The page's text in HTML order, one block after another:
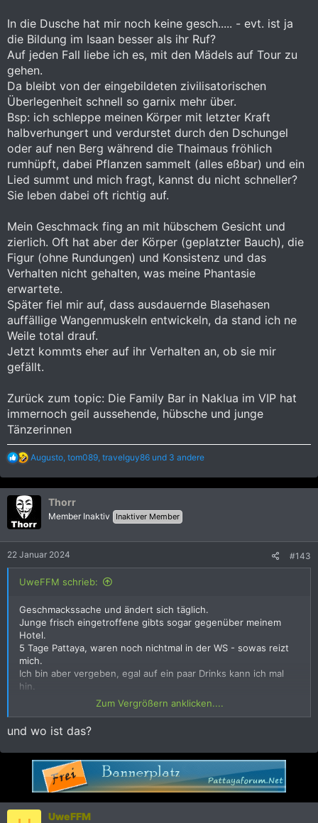
DIE war wirklich frisch aus dem Buschdorf. Ich hab gewonnen,
ihr Loser. Eure Angebeteten sind bloß Schauspielerinnen.
Ätsch.
In die Dusche hat mir noch keine gesch..... - evt. ist ja
die Bildung im Isaan besser als ihr Ruf?
Auf jeden Fall liebe ich es, mit den Mädels auf Tour zu
gehen.
Da bleibt von der eingebildeten zivilisatorischen
Überlegenheit schnell so garnix mehr über.
Bsp: ich schleppe meinen Körper mit letzter Kraft
halbverhungert und verdurstet durch den Dschungel
oder auf nen Berg während die Thaimaus fröhlich
rumhüpft, dabei Pflanzen sammelt (alles eßbar) und ein
Lied summt und mich fragt, kannst du nicht schneller?
Sie leben dabei oft richtig auf.
Mein Geschmack fing an mit hübschem Gesicht und
zierlich. Oft hat aber der Körper (geplatzter Bauch), die
Figur (ohne Rundungen) und Konsistenz und das
Verhalten nicht gehalten, was meine Phantasie
erwartete.
Später fiel mir auf, dass ausdauernde Blasehasen
auffällige Wangenmuskeln entwickeln, da stand ich ne
Weile total drauf.
Jetzt kommts eher auf ihr Verhalten an, ob sie mir
gefällt.
Zurück zum topic: Die Family Bar in Naklua im VIP hat
immernoch geil aussehende, hübsche und junge
Tänzerinnen
R
a
k
t
i
o
n
:
Augusto tom089 travelguy86 und 3 andere
Thorr
Member Inaktiv Inaktiver Member
22 Januar 2024 #143
UweFFM schrieb:
Geschmackssache und ändert sich täglich.
Junge frisch eingetroffene gibts sogar gegenüber meinem
Hotel.
5 Tage Pattaya, waren noch nichtmal in der WS - sowas reizt
mich.
Ich bin aber vergeben, egal auf ein paar Drinks kann ich mal
hin.
Anhang anzeigen 1911750
Zum Vergrößern anklicken....
und wo ist das?
UweFFM